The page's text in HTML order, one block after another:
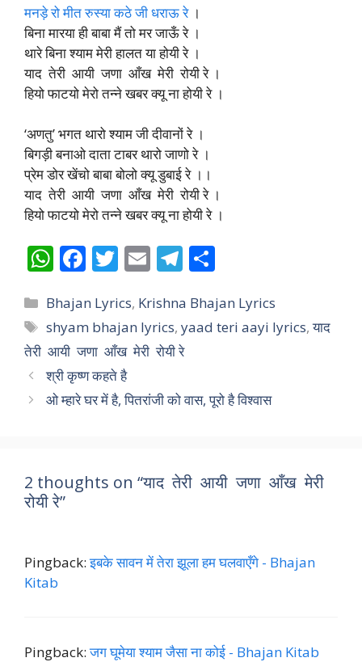
मनड़े रो मीत रुस्या कठे जी धराऊ रे।
बिना मारया ही बाबा मैं तो मर जाऊँ रे ।
थारे बिना श्याम मेरी हालत या होयी रे ।
याद तेरी आयी जणा आँख मेरी रोयी रे ।
हियो फाटयो मेरो तन्ने खबर क्यू ना होयी रे ।
‘अणतु’ भगत थारो श्याम जी दीवानों रे ।
बिगड़ी बनाओ दाता टाबर थारो जाणो रे ।
प्रेम डोर खेंचो बाबा बोलो क्यू डुबाई रे ।।
याद तेरी आयी जणा आँख मेरी रोयी रे ।
हियो फाटयो मेरो तन्ने खबर क्यू ना होयी रे ।
W
h
at
s
A
p
p
F
ac
e
b
o
o
k
T
w
itt
er
E
m
ai
l
T
el
e
gr
a
m
ar
e
Categories
Bhajan Lyrics, Krishna Bhajan Lyrics
Tags
shyam bhajan lyrics,yaad teri aayi lyrics,याद
तेरी आयी जणा आँख मेरी रोयी रे
श्री कृष्ण कहते है
ओ म्हारे घर में है, पितरांजी को वास, पूरो है विश्वास
2 thoughts on “याद तेरी आयी जणा आँख मेरी
रोयी रे”
Pingback:इबके सावन में तेरा झूला हम घलवाएँगे - Bhajan
Kitab
Pingback:जग घूमेया श्याम जैसा ना कोई - Bhajan Kitab